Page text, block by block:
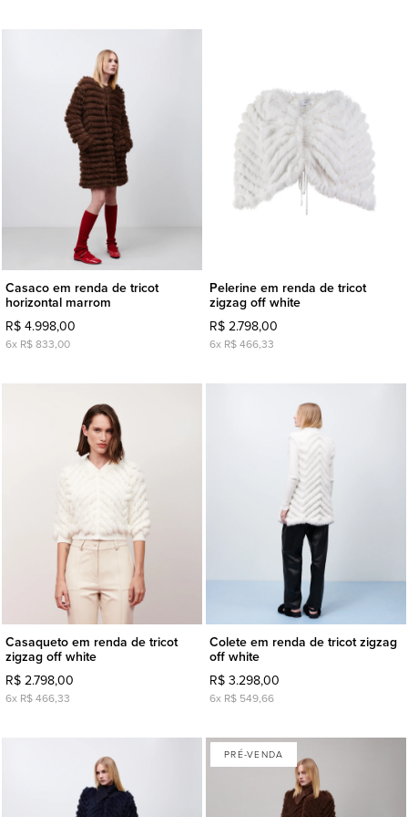
Casaco em renda de tricot
horizontal marrom
R$ 4.998,00
6x R$ 833,00
Pelerine em renda de tricot
zigzag off white
R$ 2.798,00
6x R$ 466,33
Casaqueto em renda de tricot
zigzag off white
R$ 2.798,00
6x R$ 466,33
Colete em renda de tricot zigzag
off white
R$ 3.298,00
6x R$ 549,66
PRÉ-VENDA